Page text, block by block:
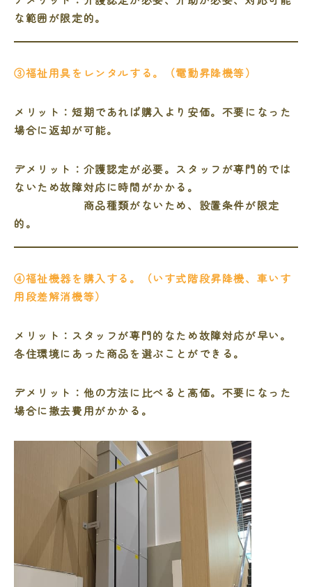
な範囲が限定的。
③福祉用具をレンタルする。（電動昇降機等）
メリット：短期であれば購入より安価。不要になった
場合に返却が可能。
デメリット：介護認定が必要。スタッフが専門的では
ないため故障対応に時間がかかる。
商品種類がないため、設置条件が限定
的。
④福祉機器を購入する。（いす式階段昇降機、車いす
用段差解消機等）
メリット：スタッフが専門的なため故障対応が早い。
各住環境にあった商品を選ぶことができる。
デメリット：他の方法に比べると高価。不要になった
場合に撤去費用がかかる。